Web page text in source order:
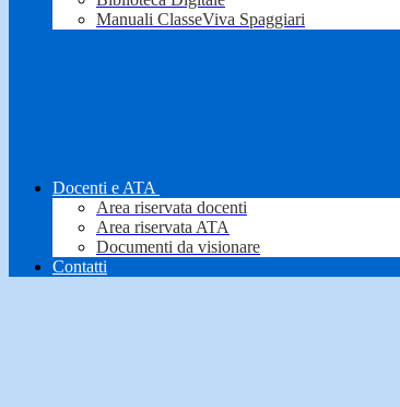
Manuali ClasseViva Spaggiari
Docenti e ATA
Area riservata docenti
Area riservata ATA
Documenti da visionare
Contatti